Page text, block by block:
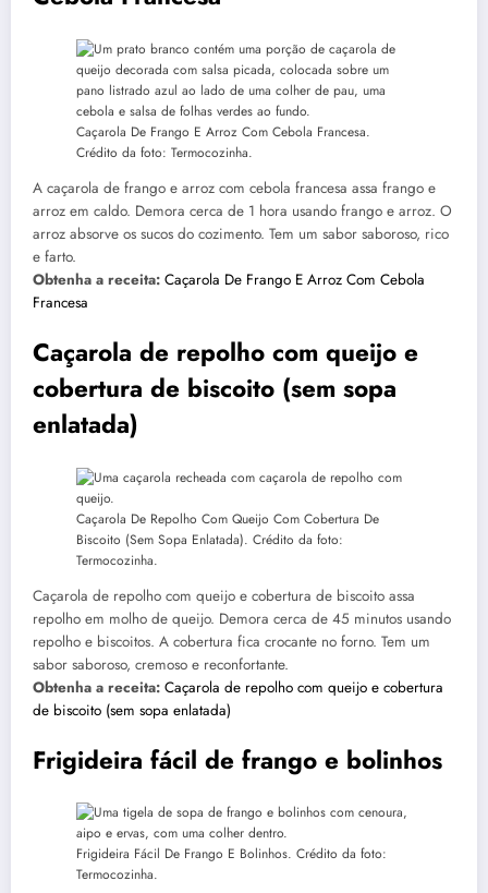
Caçarola De Frango E Arroz Com Cebola Francesa.
Crédito da foto: Termocozinha.
A caçarola de frango e arroz com cebola francesa assa frango e
arroz em caldo. Demora cerca de 1 hora usando frango e arroz. O
arroz absorve os sucos do cozimento. Tem um sabor saboroso, rico
e farto.
Obtenha a receita: Caçarola De Frango E Arroz Com Cebola
Francesa
Caçarola de repolho com queijo e
cobertura de biscoito (sem sopa
enlatada)
Caçarola De Repolho Com Queijo Com Cobertura De
Biscoito (Sem Sopa Enlatada). Crédito da foto:
Termocozinha.
Caçarola de repolho com queijo e cobertura de biscoito assa
repolho em molho de queijo. Demora cerca de 45 minutos usando
repolho e biscoitos. A cobertura fica crocante no forno. Tem um
sabor saboroso, cremoso e reconfortante.
Obtenha a receita: Caçarola de repolho com queijo e cobertura
de biscoito (sem sopa enlatada)
Frigideira fácil de frango e bolinhos
Frigideira Fácil De Frango E Bolinhos. Crédito da foto:
Termocozinha.